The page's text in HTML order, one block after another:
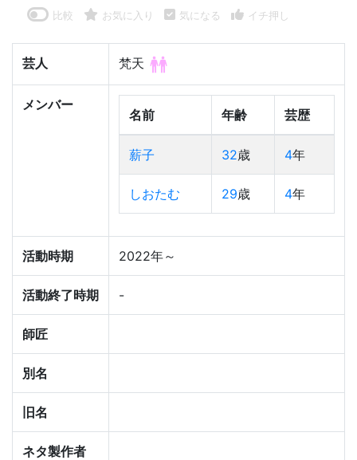
比較 お気に入り 気になる イチ押し
芸人 梵天
メンバー
名前 年齢 芸歴
薪子 32歳 4年
しおたむ 29歳 4年
活動時期 2022年～
活動終了時期 -
師匠
別名
旧名
ネタ製作者